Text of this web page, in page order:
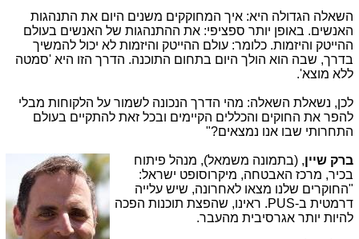
השאלה הגדולה היא: איך המחוקקים משנים היום את התנהגות
האנשים. באופן יותר ספציפי: את ההתנהגות של האנשים בעולם
ההייטק והיזמות. כלומר: עולם ההייטק והיזמות לא יכול להמשיך
בדרך, שבה הוא הולך היום בתחום התוכנה. הדרך הזו היא 'סמטה
ללא מוצא'.
לכן, נשאלת השאלה: מהי הדרך הנכונה לשמור על הלקוחות מבלי
להפר את החוקים והכללים הקיימים ובכל זאת להתקיים בעולם
התחרותי שבו אנו נמצאים?"
ברק שיין, (בתמונה משמאל), מנהל פיתוח
בכיר, מרכז האבטחה, מיקרוסופט ישראל:
"החוקרים שלנו מצאו לאחרונה, שיש עלייה
דרמטית ב-PUS. ראינו, שהפצת תוכנות הפכה
להיות יותר אגרסיבית מהעבר.